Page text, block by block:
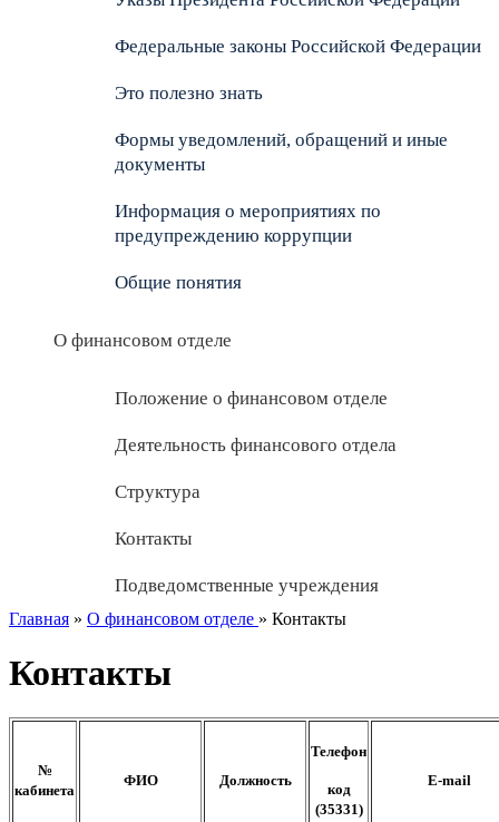
Федеральные законы Российской Федерации
Это полезно знать
Формы уведомлений, обращений и иные
документы
Информация о мероприятиях по
предупреждению коррупции
Общие понятия
О финансовом отделе
Положение о финансовом отделе
Деятельность финансового отдела
Структура
Контакты
Подведомственные учреждения
Главная » О финансовом отделе » Контакты
Контакты
№
кабинета
ФИО Должность
Телефон
код
(35331)
E-mail